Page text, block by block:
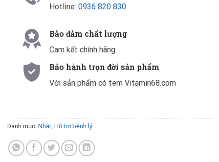
Hotline: 0936 820 830
Bảo đảm chất lượng
Cam kết chính hãng
Bảo hành trọn đời sản phẩm
Với sản phẩm có tem Vitamin68.com
Danh mục: Nhật Hỗ trợ bệnh lý